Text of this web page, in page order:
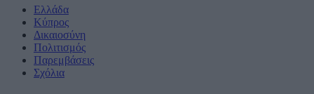
Ελλάδα
Κύπρος
Δικαιοσύνη
Πολιτισμός
Παρεμβάσεις
Σχόλια